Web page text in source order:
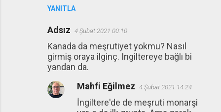
YANITLA
Adsız 4 Şubat 2021 00:10
Kanada da meşrutiyet yokmu? Nasıl
girmiş oraya ilginç. Ingiltereye bağlı bi
yandan da.
Mahfi Eğilmez 4 Şubat 2021 14:24
İngiltere'de de meşruti monarşi